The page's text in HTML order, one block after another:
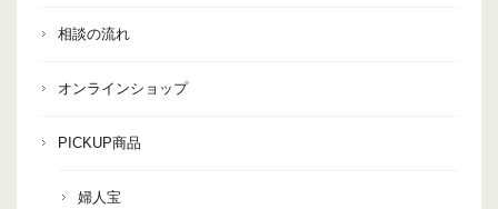
相談の流れ
オンラインショップ
PICKUP商品
婦人宝